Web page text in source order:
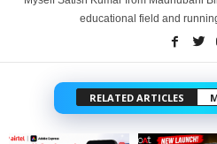
educational field and
RELATED ARTICLES